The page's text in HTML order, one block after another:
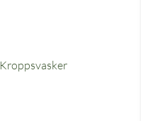
Kroppsvasker